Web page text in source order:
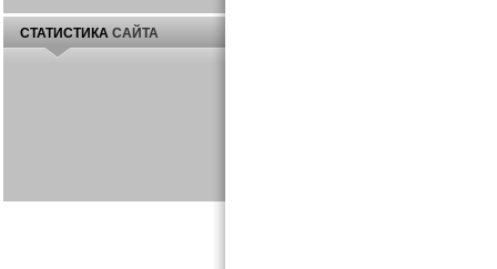
СТАТИСТИКА САЙТА